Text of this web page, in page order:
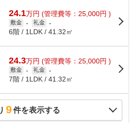
24.1万円 (管理費等：25,000円 )
敷金 - 礼金 -
6階 / 1LDK / 41.32㎡
24.3万円 (管理費等：25,000円 )
敷金 - 礼金 -
7階 / 1LDK / 41.32㎡
9件を表示する